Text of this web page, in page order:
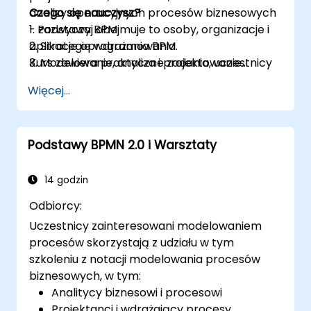
obsługi Camundy są niezbędne dla osób
wdrażających EZD RP, aby efektywnie
projektować, wdrażać i zarządzać procesami
w systemie.
analizy operacyjnych procesów biznesowych
- zazwyczaj obejmuje to osoby, organizacje i
aplikacje oprogramowania.
Kurs zawiera praktyczne zadania, uczestnicy
zajęć teoretycznych, które będą uzupełnione
ćwiczeniami praktycznymi.
Czego się nauczysz?
1. Podstawy BPM
2. Strategie wdrażania BPM
3. Modelowanie, analiza i projektowanie
4. Zarządzanie i strategie biznesowe
5. Modelowanie procesu z użyciem BPMN
6. Reguły biznesowe
Więcej...
Podstawy BPMN 2.0 i Warsztaty
14 godzin
Odbiorcy:
Uczestnicy zainteresowani modelowaniem
procesów skorzystają z udziału w tym
szkoleniu z notacji modelowania procesów
biznesowych, w tym:
Analitycy biznesowi i procesowi